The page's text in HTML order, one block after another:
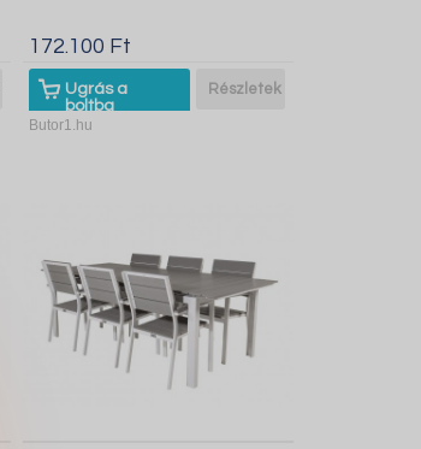
172.100 Ft
Ugrás a
boltba
Részletek
Butor1.hu